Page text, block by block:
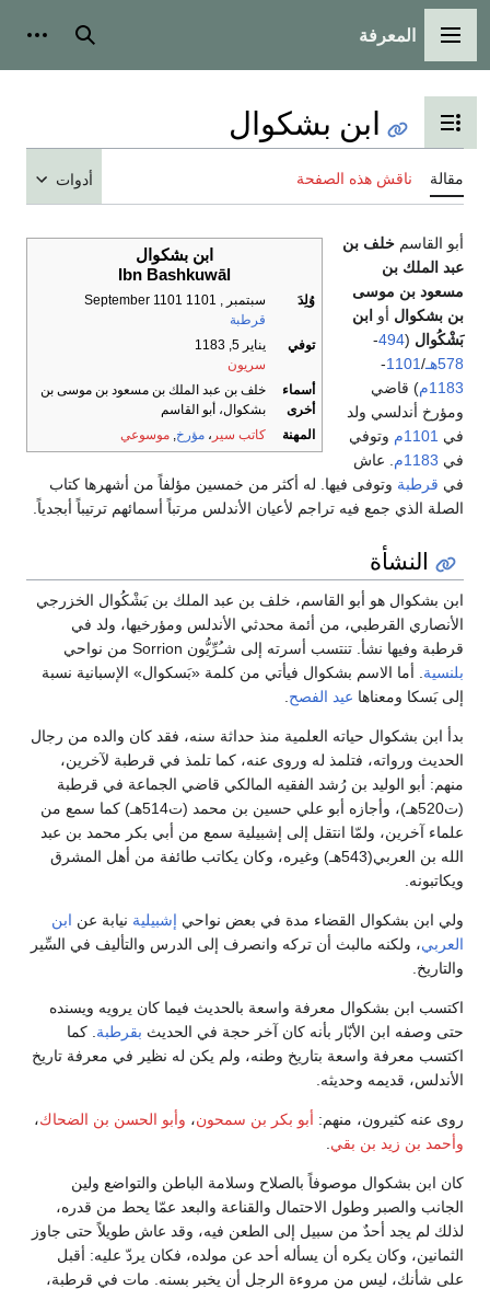
القائمة الرئيسية
المعرفة بحث
تبديل عرض جدول المحتويات
ابن بشكوال
مقالة ناقش هذه الصفحة أدوات
ابن بشكوال
Ibn Bashkuwāl
وُلِدَ
سبتمبر , 1101 September 1101
قرطبة
توفي
يناير 5, 1183
سريون
أسماء
أخرى
خلف بن عبد الملك بن مسعود بن موسى بن
بشكوال، أبو القاسم
المهنة
كاتب سير ، مؤرخ, موسوعي
أبو القاسم خلف بن
عبد الملك بن
مسعود بن موسى
بن بشكوال أو ابن
بَشْكُوال (
494
-
578هـ
/
1101
-
1183م
) قاضي
ومؤرخ أندلسي ولد
في 1101م
وتوفي
في 1183م
. عاش
في قرطبة وتوفى فيها. له أكثر من خمسين مؤلفاً من أشهرها كتاب
الصلة الذي جمع فيه تراجم لأعيان الأندلس مرتباً أسمائهم ترتيباً أبجدياً.
النشأة
ابن بشكوال هو أبو القاسم، خلف بن عبد الملك بن بَشْكُوال الخزرجي
الأنصاري القرطبي، من أئمة محدثي الأندلس ومؤرخيها، ولد في
قرطبة وفيها نشأ. تنتسب أسرته إلى شـُرِّيُّون Sorrion من نواحي
بلنسية. أما الاسم بشكوال فيأتي من كلمة «بَسكوال» الإسبانية نسبة
إلى بَسكا ومعناها عيد الفصح.
بدأ ابن بشكوال حياته العلمية منذ حداثة سنه، فقد كان والده من رجال
الحديث ورواته، فتلمذ له وروى عنه، كما تلمذ في قرطبة لآخرين،
منهم: أبو الوليد بن رُشد الفقيه المالكي قاضي الجماعة في قرطبة
(ت520هـ)، وأجازه أبو علي حسين بن محمد (ت514هـ) كما سمع من
علماء آخرين، ولمّا انتقل إلى إشبيلية سمع من أبي بكر محمد بن عبد
الله بن العربي(543هـ) وغيره، وكان يكاتب طائفة من أهل المشرق
ويكاتبونه.
ولي ابن بشكوال القضاء مدة في بعض نواحي إشبيلية نيابة عن ابن
العربي، ولكنه مالبث أن تركه وانصرف إلى الدرس والتأليف في السِّير
والتاريخ.
اكتسب ابن بشكوال معرفة واسعة بالحديث فيما كان يرويه ويسنده
حتى وصفه ابن الأبّار بأنه كان آخر حجة في الحديث بقرطبة. كما
اكتسب معرفة واسعة بتاريخ وطنه، ولم يكن له نظير في معرفة تاريخ
الأندلس، قديمه وحديثه.
روى عنه كثيرون، منهم: أبو بكر بن سمحون، وأبو الحسن بن الضحاك،
وأحمد بن زيد بن بقي.
كان ابن بشكوال موصوفاً بالصلاح وسلامة الباطن والتواضع ولين
الجانب والصبر وطول الاحتمال والقناعة والبعد عمّا يحط من قدره،
لذلك لم يجد أحدٌ من سبيل إلى الطعن فيه، وقد عاش طويلاً حتى جاوز
الثمانين، وكان يكره أن يسأله أحد عن مولده، فكان يردّ عليه: أقبل
على شأنك، ليس من مروءة الرجل أن يخبر بسنه. مات في قرطبة،